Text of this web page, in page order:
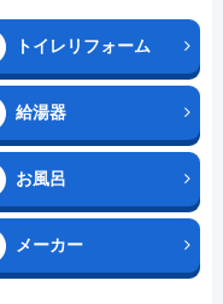
トイレリフォーム
給湯器
お風呂
メーカー